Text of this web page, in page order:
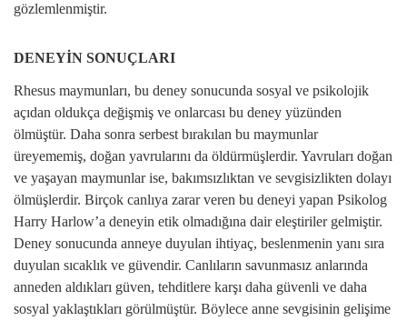
gözlemlenmiştir.
DENEYİN SONUÇLARI
Rhesus maymunları, bu deney sonucunda sosyal ve psikolojik
açıdan oldukça değişmiş ve onlarcası bu deney yüzünden
ölmüştür. Daha sonra serbest bırakılan bu maymunlar
üreyememiş, doğan yavrularını da öldürmüşlerdir. Yavruları doğan
ve yaşayan maymunlar ise, bakımsızlıktan ve sevgisizlikten dolayı
ölmüşlerdir. Birçok canlıya zarar veren bu deneyi yapan Psikolog
Harry Harlow’a deneyin etik olmadığına dair eleştiriler gelmiştir.
Deney sonucunda anneye duyulan ihtiyaç, beslenmenin yanı sıra
duyulan sıcaklık ve güvendir. Canlıların savunmasız anlarında
anneden aldıkları güven, tehditlere karşı daha güvenli ve daha
sosyal yaklaştıkları görülmüştür. Böylece anne sevgisinin gelişime